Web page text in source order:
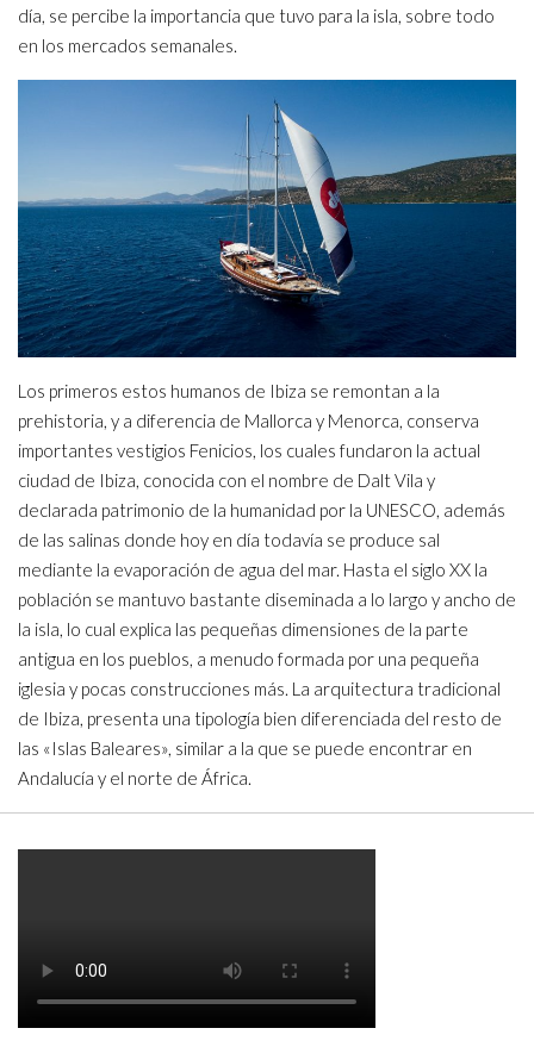
día, se percibe la importancia que tuvo para la isla, sobre todo
en los mercados semanales.
Los primeros estos humanos de Ibiza se remontan a la
prehistoria, y a diferencia de Mallorca y Menorca, conserva
importantes vestigios Fenicios, los cuales fundaron la actual
ciudad de Ibiza, conocida con el nombre de Dalt Vila y
declarada patrimonio de la humanidad por la UNESCO, además
de las salinas donde hoy en día todavía se produce sal
mediante la evaporación de agua del mar. Hasta el siglo XX la
población se mantuvo bastante diseminada a lo largo y ancho de
la isla, lo cual explica las pequeñas dimensiones de la parte
antigua en los pueblos, a menudo formada por una pequeña
iglesia y pocas construcciones más. La arquitectura tradicional
de Ibiza, presenta una tipología bien diferenciada del resto de
las «Islas Baleares», similar a la que se puede encontrar en
Andalucía y el norte de África.